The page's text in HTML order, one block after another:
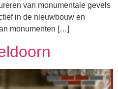
van monumentale gevels
in de nieuwbouw en
monumenten […]